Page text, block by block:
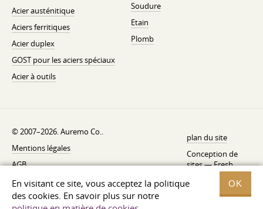
En visitant ce site, vous acceptez la politique
des cookies. En savoir plus sur notre
OK
Acier austénitique
Aciers ferritiques
Acier duplex
GOST pour les aciers spéciaux
Acier à outils
Soudure
Etain
Plomb
© 2007–2026. Auremo Co..
Mentions légales
AGB
Politique de rétractation
Politique de confidentialité
plan du site
Conception de
sites —Fresh